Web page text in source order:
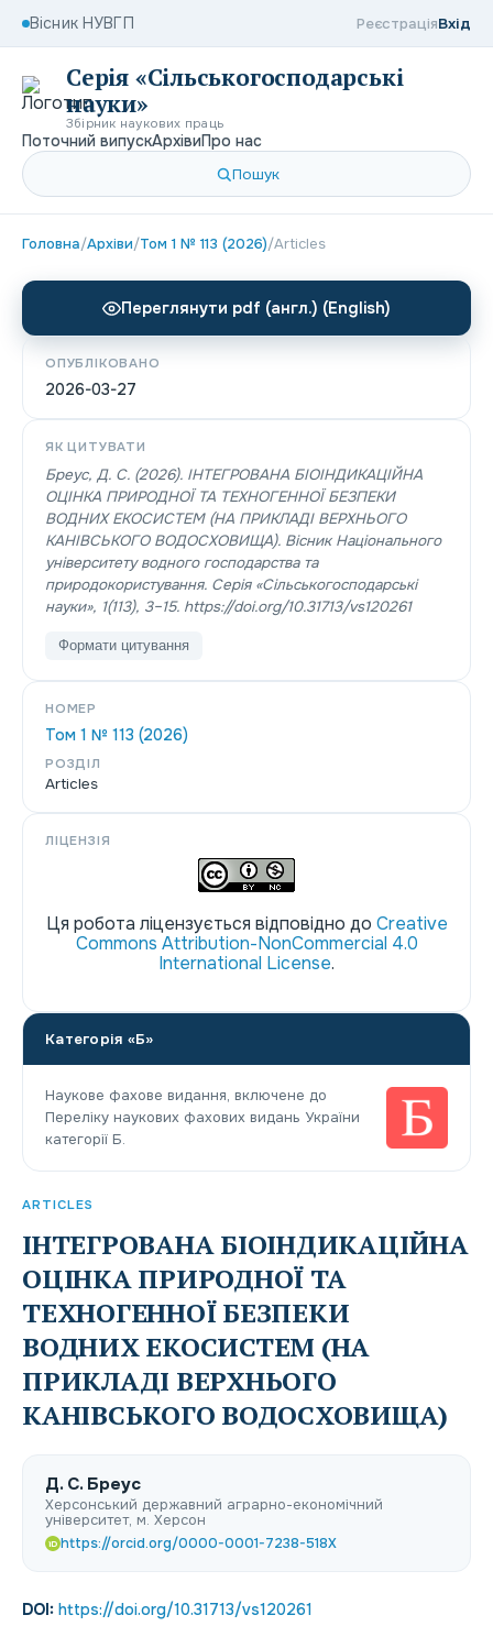
Вісник НУВГП РеєстраціяВхід
Серія «Сільськогосподарські
науки»
Збірник наукових праць
Поточний випускАрхівиПро нас
Пошук
Головна/Архіви/Том 1 № 113 (2026)/Articles
ARTICLES
ІНТЕГРОВАНА БІОІНДИКАЦІЙНА
ОЦІНКА ПРИРОДНОЇ ТА
ТЕХНОГЕННОЇ БЕЗПЕКИ
ВОДНИХ ЕКОСИСТЕМ (НА
ПРИКЛАДІ ВЕРХНЬОГО
КАНІВСЬКОГО ВОДОСХОВИЩА)
Д. С. Бреус
Херсонський державний аграрно-економічний
університет, м. Херсон
iD https://orcid.org/0000-0001-7238-518X
DOI: https://doi.org/10.31713/vs120261
Переглянути pdf (англ.) (English)
ОПУБЛІКОВАНО
2026-03-27
ЯК ЦИТУВАТИ
Бреус, Д. С. (2026). ІНТЕГРОВАНА БІОІНДИКАЦІЙНА
ОЦІНКА ПРИРОДНОЇ ТА ТЕХНОГЕННОЇ БЕЗПЕКИ
ВОДНИХ ЕКОСИСТЕМ (НА ПРИКЛАДІ ВЕРХНЬОГО
КАНІВСЬКОГО ВОДОСХОВИЩА). Вісник Національного
університету водного господарства та
природокористування. Серія «Сільськогосподарські
науки», 1(113), 3–15. https://doi.org/10.31713/vs120261
Формати цитування
НОМЕР
Том 1 № 113 (2026)
РОЗДІЛ
Articles
ЛІЦЕНЗІЯ
Ця робота ліцензується відповідно до Creative
Commons Attribution-NonCommercial 4.0
International License.
Категорія «Б»
Наукове фахове видання, включене до
Переліку наукових фахових видань України
категорії Б.